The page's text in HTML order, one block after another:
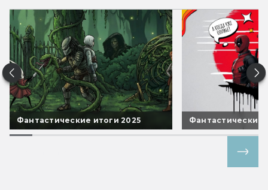
Фантастические итоги 2025 Фантастические